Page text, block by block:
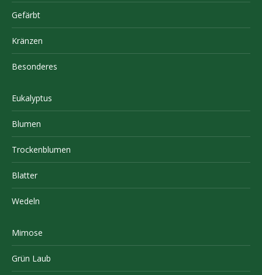
Gefärbt
Kränzen
Besonderes
Eukalyptus
Blumen
Trockenblumen
Blatter
Wedeln
Mimose
Grün Laub